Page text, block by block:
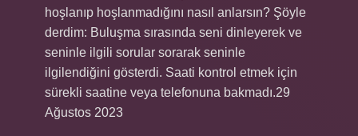
hoşlanıp hoşlanmadığını nasıl anlarsın? Şöyle
derdim: Buluşma sırasında seni dinleyerek ve
seninle ilgili sorular sorarak seninle
ilgilendiğini gösterdi. Saati kontrol etmek için
sürekli saatine veya telefonuna bakmadı.29
Ağustos 2023